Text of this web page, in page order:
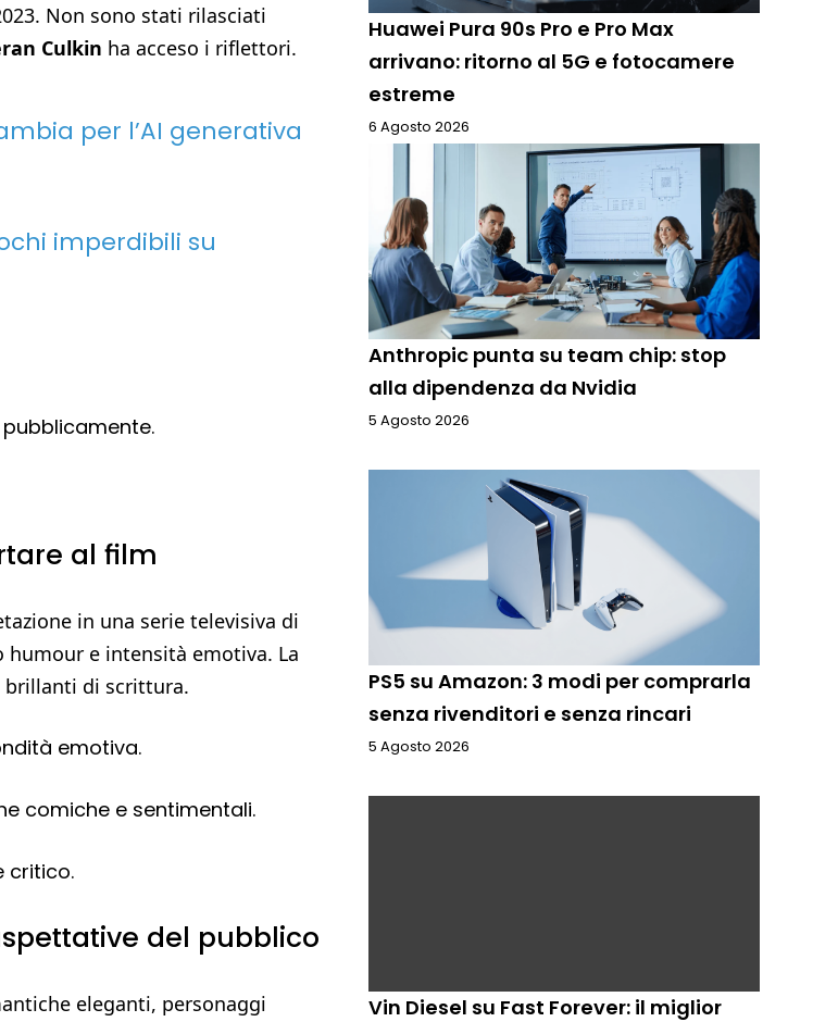
Non sono stati rilasciati
Culkin ha acceso i riflettori.
per l’AI generativa
imperdibili su
al film
in una serie televisiva di
humour e intensità emotiva. La
brillanti di scrittura.
emotiva.
comiche e sentimentali.
critico.
del pubblico
eleganti, personaggi
Huawei Pura 90s Pro e Pro Max
arrivano: ritorno al 5G e fotocamere
estreme
6 Agosto 2026
Anthropic punta su team chip: stop
alla dipendenza da Nvidia
5 Agosto 2026
PS5 su Amazon: 3 modi per comprarla
senza rivenditori e senza rincari
5 Agosto 2026
Vin Diesel su Fast Forever: il miglior